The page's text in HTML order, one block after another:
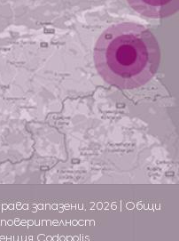
запазени, 2026 | Общи
поверителност